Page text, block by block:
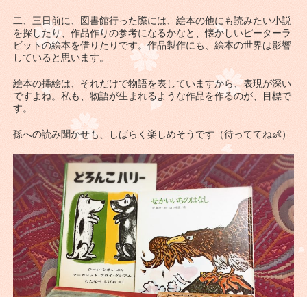
二、三日前に、図書館行った際には、絵本の他にも読みたい小説
を探したり、作品作りの参考になるかなと、懐かしいピーターラ
ビットの絵本を借りたりです。作品製作にも、絵本の世界は影響
していると思います。
絵本の挿絵は、それだけで物語を表していますから、表現が深い
ですよね。私も、物語が生まれるような作品を作るのが、目標で
す。
孫への読み聞かせも、しばらく楽しめそうです（待っててね👶）